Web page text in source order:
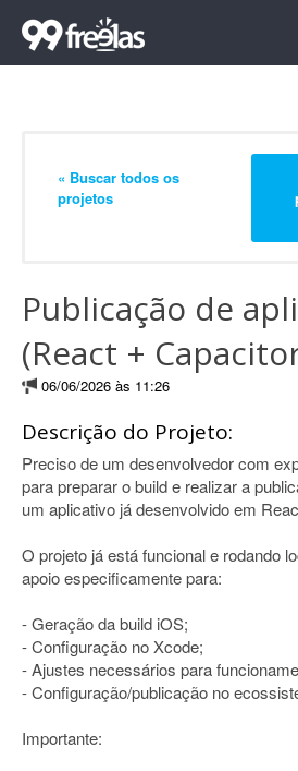
« Buscar todos os
projetos
Publicação de
(React +
06/06/2026 às 11:26
Descrição do Projeto:
Preciso de um desenvolvedor com
para preparar o build e realizar a
um aplicativo já desenvolvido em
O projeto já está funcional e rodando
apoio especificamente para:
- Geração da build iOS;
- Configuração no Xcode;
- Ajustes necessários para
- Configuração/publicação no
Importante: